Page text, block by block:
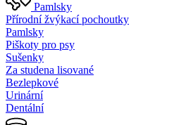
Pamlsky
Přírodní žvýkací pochoutky
Pamlsky
Piškoty pro psy
Sušenky
Za studena lisované
Bezlepkové
Urinární
Dentální